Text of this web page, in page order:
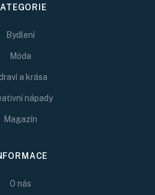
Bydlení
Móda
a krása
nápady
Magazín
O nás